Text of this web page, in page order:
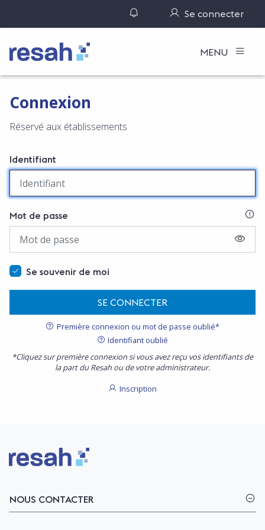
Gérer ses notifications
Se connecter
Logo Resah MENU
Connexion
Réservé aux établissements
Identifiant
Mot de passe
Se souvenir de moi
SE CONNECTER
Première connexion ou mot de passe oublié*
Identifiant oublié
*Cliquez sur première connexion si vous avez reçu vos identifiants de
la part du Resah ou de votre administrateur.
Inscription
Logo Resah
NOUS CONTACTER